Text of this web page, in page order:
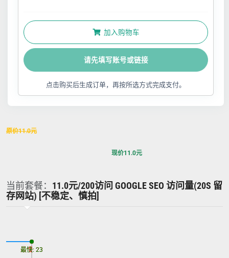
加入购物车
请先填写账号或链接
点击购买后生成订单，再按所选方式完成支付。
原价11.0元
现价11.0元
当前套餐： 11.0元/200访问 GOOGLE SEO 访问量(20S 留
存网站) [不稳定、慎拍]
最慢: 23
最快: 23